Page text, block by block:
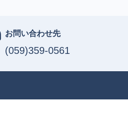
お問い合わせ先
(059)359-0561